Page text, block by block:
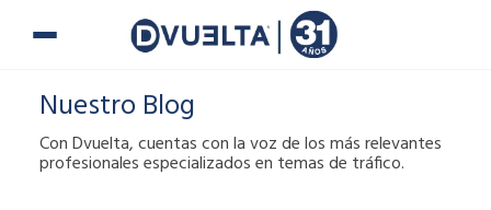
Nuestro Blog
Con Dvuelta, cuentas con la voz de los más relevantes
profesionales especializados en temas de tráfico.